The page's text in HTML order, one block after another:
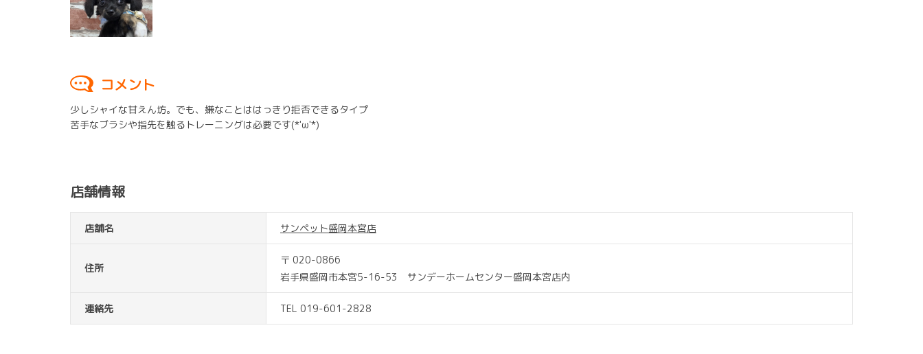
コメント
少しシャイな甘えん坊。でも、嫌なことははっきり拒否できるタイプ
苦手なブラシや指先を触るトレーニングは必要です(*'ω'*)
店舗情報
店舗名 サンペット盛岡本宮店
住所
〒 020-0866
岩手県盛岡市本宮5-16-53 サンデーホームセンター盛岡本宮店内
連絡先 TEL 019-601-2828